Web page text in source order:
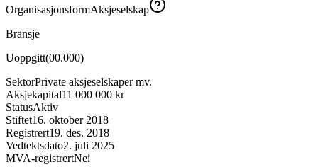
OrganisasjonsformAksjeselskap
Bransje
Uoppgitt(00.000)
SektorPrivate aksjeselskaper mv.
Aksjekapital11 000 000 kr
StatusAktiv
Stiftet16. oktober 2018
Registrert19. des. 2018
Vedtektsdato2. juli 2025
MVA-registrertNei